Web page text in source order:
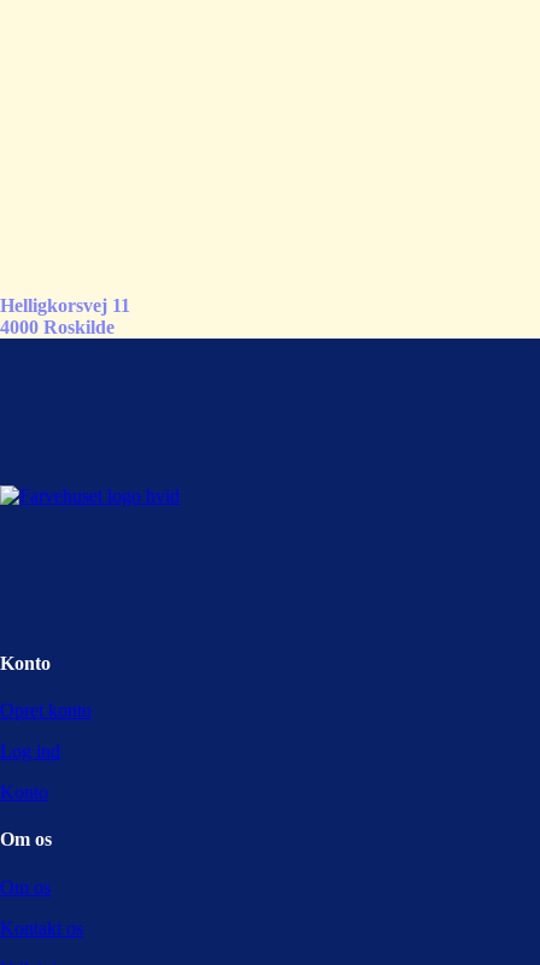
Helligkorsvej 11
4000 Roskilde
Konto
Opret konto
Log ind
Konto
Om os
Om os
Kontakt os